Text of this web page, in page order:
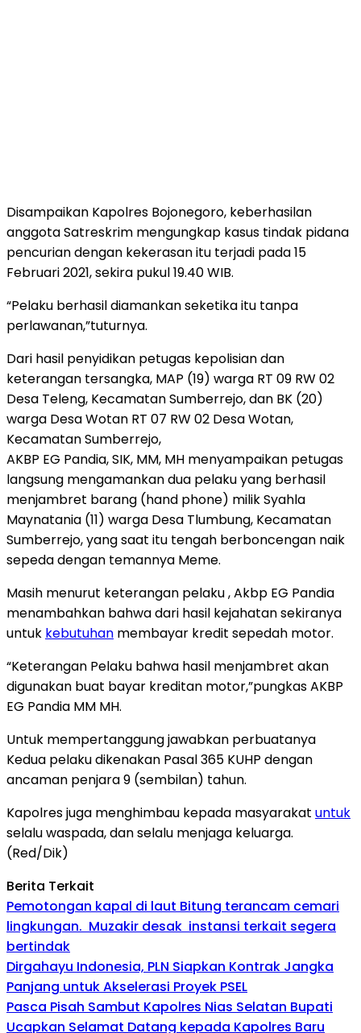
Disampaikan Kapolres Bojonegoro, keberhasilan
anggota Satreskrim mengungkap kasus tindak pidana
pencurian dengan kekerasan itu terjadi pada 15
Februari 2021, sekira pukul 19.40 WIB.
“Pelaku berhasil diamankan seketika itu tanpa
perlawanan,”tuturnya.
Dari hasil penyidikan petugas kepolisian dan
keterangan tersangka, MAP (19) warga RT 09 RW 02
Desa Teleng, Kecamatan Sumberrejo, dan BK (20)
warga Desa Wotan RT 07 RW 02 Desa Wotan,
Kecamatan Sumberrejo,
AKBP EG Pandia, SIK, MM, MH menyampaikan petugas
langsung mengamankan dua pelaku yang berhasil
menjambret barang (hand phone) milik Syahla
Maynatania (11) warga Desa Tlumbung, Kecamatan
Sumberrejo, yang saat itu tengah berboncengan naik
sepeda dengan temannya Meme.
Masih menurut keterangan pelaku , Akbp EG Pandia
menambahkan bahwa dari hasil kejahatan sekiranya
untuk kebutuhan membayar kredit sepedah motor.
“Keterangan Pelaku bahwa hasil menjambret akan
digunakan buat bayar kreditan motor,”pungkas AKBP
EG Pandia MM MH.
Untuk mempertanggung jawabkan perbuatanya
Kedua pelaku dikenakan Pasal 365 KUHP dengan
ancaman penjara 9 (sembilan) tahun.
Kapolres juga menghimbau kepada masyarakat untuk
selalu waspada, dan selalu menjaga keluarga.
(Red/Dik)
Berita Terkait
Pemotongan kapal di laut Bitung terancam cemari
lingkungan. Muzakir desak instansi terkait segera
bertindak
Dirgahayu Indonesia, PLN Siapkan Kontrak Jangka
Panjang untuk Akselerasi Proyek PSEL
Pasca Pisah Sambut Kapolres Nias Selatan Bupati
Ucapkan Selamat Datang kepada Kapolres Baru